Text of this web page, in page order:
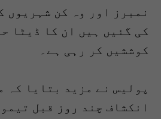
نمبرز اور وہ کن شہریوں
کی گئیں ہیں ان کا ڈیٹا
کوششیں کر رہی ہے۔
پولیس نے مزید بتایا کہ
انکشاف چند روز قبل